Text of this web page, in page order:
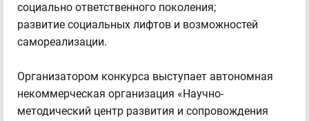
социально ответственного поколения;
развитие социальных лифтов и возможностей
самореализации.
Организатором конкурса выступает автономная
некоммерческая организация «Научно-
методический центр развития и сопровождения